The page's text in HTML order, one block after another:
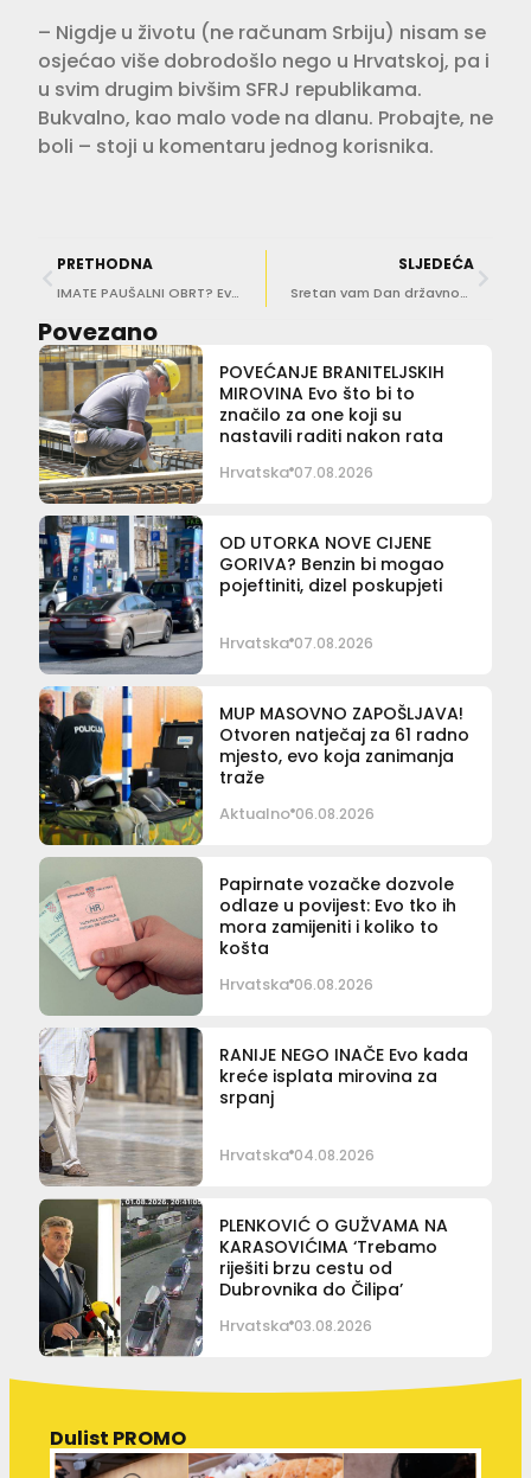
– Nigdje u životu (ne računam Srbiju) nisam se
osjećao više dobrodošlo nego u Hrvatskoj, pa i
u svim drugim bivšim SFRJ republikama.
Bukvalno, kao malo vode na dlanu. Probajte, ne
boli – stoji u komentaru jednog korisnika.
PRETHODNA
IMATE PAUŠALNI OBRT? Evo koliko Vlada povećava davanja za porez i doprinose
SLJEDEĆA
Sretan vam Dan državnosti Republike Hrvatske!
Povezano
POVEĆANJE BRANITELJSKIH
MIROVINA Evo što bi to
značilo za one koji su
nastavili raditi nakon rata
Hrvatska 07.08.2026
OD UTORKA NOVE CIJENE
GORIVA? Benzin bi mogao
pojeftiniti, dizel poskupjeti
Hrvatska 07.08.2026
MUP MASOVNO ZAPOŠLJAVA!
Otvoren natječaj za 61 radno
mjesto, evo koja zanimanja
traže
Aktualno 06.08.2026
Papirnate vozačke dozvole
odlaze u povijest: Evo tko ih
mora zamijeniti i koliko to
košta
Hrvatska 06.08.2026
RANIJE NEGO INAČE Evo kada
kreće isplata mirovina za
srpanj
Hrvatska 04.08.2026
PLENKOVIĆ O GUŽVAMA NA
KARASOVIĆIMA ‘Trebamo
riješiti brzu cestu od
Dubrovnika do Čilipa’
Hrvatska 03.08.2026
Dulist PROMO